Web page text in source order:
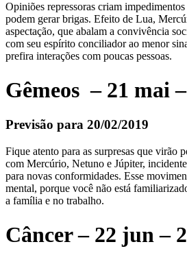
Opiniões repressoras criam
podem gerar brigas. Efeito de Lua,
aspectação, que abalam a convivência
com seu espírito conciliador ao menor
prefira interações com poucas pessoas.
Gêmeos – 21 mai
Previsão para 20/02/2019
Fique atento para as surpresas que virão
com Mercúrio, Netuno e Júpiter,
para novas conformidades. Esse
mental, porque você não está
a família e no trabalho.
Câncer – 22 jun –